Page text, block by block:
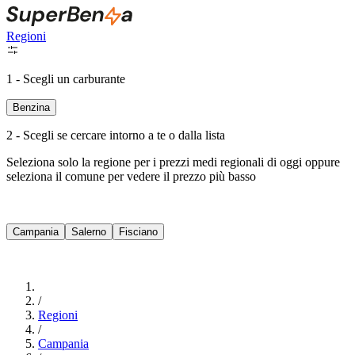
Regioni
1 - Scegli un carburante
Benzina
2 - Scegli se cercare intorno a te o dalla lista
Seleziona solo la regione per i prezzi medi regionali di oggi oppure
seleziona il comune per vedere il prezzo più basso
Campania Salerno Fisciano
/
Regioni
/
Campania